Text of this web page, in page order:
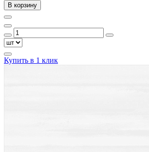
В корзину
Купить в 1 клик